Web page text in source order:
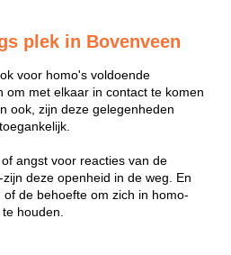
plek in Bovenveen
voor homo's voldoende
om met elkaar in contact te komen
ook, zijn deze gelegenheden
angst voor reacties van de
deze openheid in de weg. En
de behoefte om zich in homo-
houden.